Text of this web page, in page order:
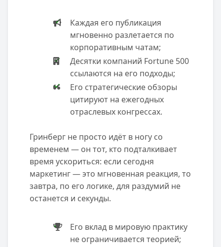
Каждая его публикация
мгновенно разлетается по
корпоративным чатам;
Десятки компаний Fortune 500
ссылаются на его подходы;
Его стратегические обзоры
цитируют на ежегодных
отраслевых конгрессах.
Гринберг не просто идёт в ногу со
временем — он тот, кто подталкивает
время ускориться: если сегодня
маркетинг — это мгновенная реакция, то
завтра, по его логике, для раздумий не
останется и секунды.
Его вклад в мировую практику
не ограничивается теорией;